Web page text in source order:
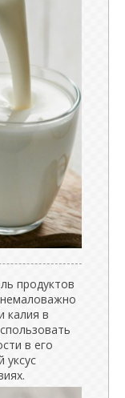
продуктов
калия в
в его
уксус